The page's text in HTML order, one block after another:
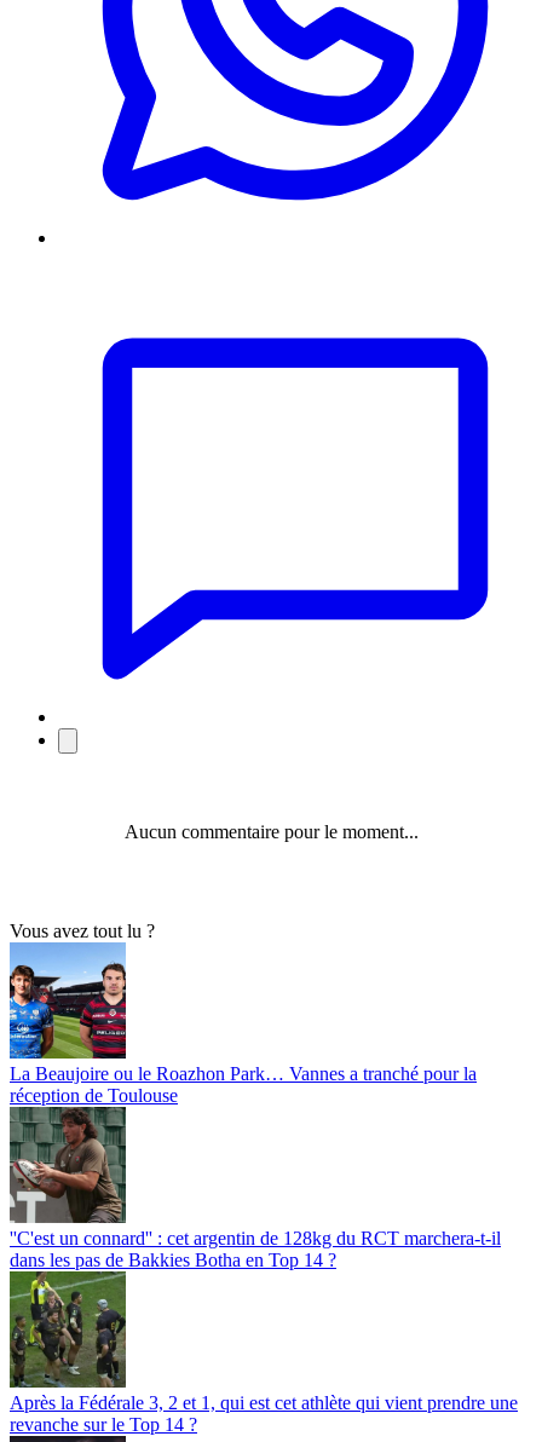
Aucun commentaire pour le moment...
Vous avez tout lu ?
La Beaujoire ou le Roazhon Park… Vannes a tranché pour la
réception de Toulouse
''C'est un connard'' : cet argentin de 128kg du RCT marchera-t-il
dans les pas de Bakkies Botha en Top 14 ?
Après la Fédérale 3, 2 et 1, qui est cet athlète qui vient prendre une
revanche sur le Top 14 ?